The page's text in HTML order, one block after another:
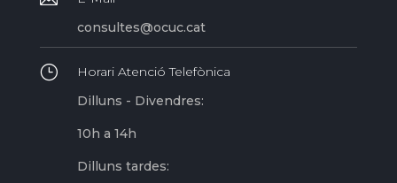
consultes@ocuc.cat
}
Horari Atenció Telefònica
Dilluns - Divendres:
10h a 14h
Dilluns tardes: